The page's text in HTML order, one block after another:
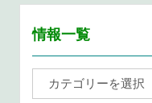
情報一覧